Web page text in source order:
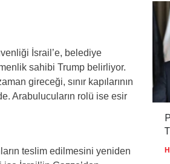
İsrail’e, belediye
sahibi Trump belirliyor.
gireceği, sınır kapılarının
Arabulucuların rolü ise esir
teslim edilmesini yeniden